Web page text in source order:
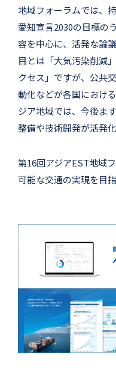
地域フォーラムでは、
愛知宣言2030の目標の
容を中心に、活発な論
目とは「大気汚染削減
クセス」ですが、公共
動化などが各国におけ
ジア地域では、今後ま
整備や技術開発が活発
第16回アジアEST地域
可能な交通の実現を目指